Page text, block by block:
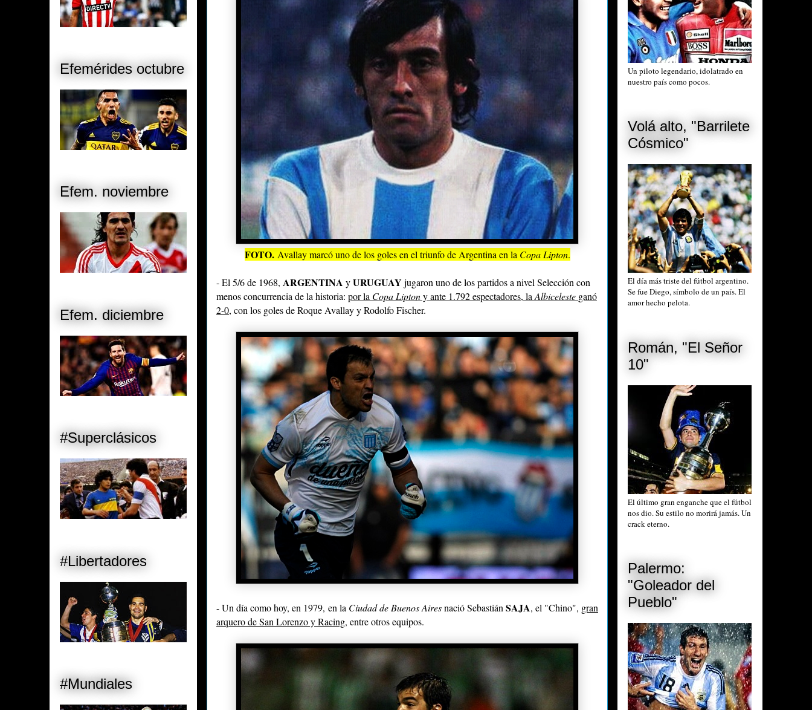
FOTO.Avallay marcó uno de los goles en el triunfo de Argentina en la Copa Lipton.
- El 5/6 de 1968, ARGENTINA yURUGUAY jugaron uno de los partidos a nivel Selección con
menos concurrencia de la historia: porla Copa Liptony ante 1.792 espectadores, la Albiceleste ganó
2-0, con los goles de Roque Avallay y Rodolfo Fischer.
- Un día como hoy, en 1979, en la Ciudad de Buenos Airesnació Sebastián SAJA, el "Chino", gran
arquero de San Lorenzo y Racing, entre otros equipos.
Efemérides octubre
Efem. noviembre
Efem. diciembre
#Superclásicos
#Libertadores
#Mundiales
Un piloto legendario, idolatrado en
nuestro país como pocos.
Volá alto, "Barrilete
Cósmico"
El día más triste del fútbol argentino.
Se fue Diego, símbolo de un país. El
amor hecho pelota.
Román, "El Señor
10"
El último gran enganche que el fútbol
nos dio. Su estilo no morirá jamás. Un
crack eterno.
Palermo:
"Goleador del
Pueblo"